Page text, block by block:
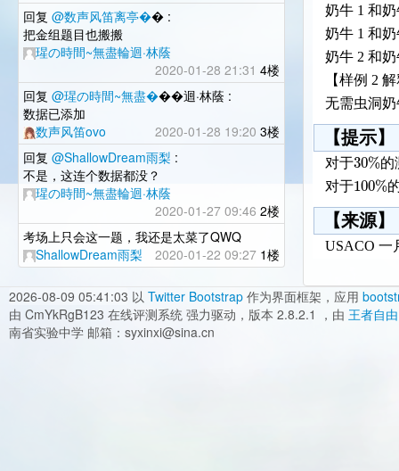
回复 @数声风笛离亭�� :
把金组题目也搬搬
瑆の時間~無盡輪迴·林蔭
2020-01-28 21:31 4楼
回复 @瑆の時間~無盡���迴·林蔭 :
数据已添加
数声风笛ovo
2020-01-28 19:20 3楼
回复 @ShallowDream雨梨 :
不是，这连个数据都没？
瑆の時間~無盡輪迴·林蔭
2020-01-27 09:46 2楼
考场上只会这一题，我还是太菜了QWQ
ShallowDream雨梨
2020-01-22 09:27 1楼
奶牛 1 和
奶牛 1 和
奶牛 2 和
【样例 2
无需虫洞
【提示】
对于30%的
对于100%
【来源】
USACO 一
2026-08-09 05:41:03 以 Twitter Bootstrap 作为界面框架，应用
由 CmYkRgB123 在线评测系统 强力驱动，版本 2.8.2.1 ，由 王者自由
南省实验中学 邮箱：syxinxi@sina.cn